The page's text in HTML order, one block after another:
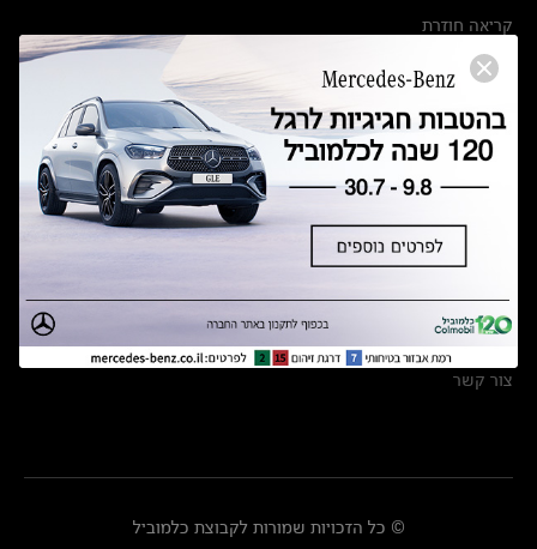
קריאה חוזרת
הודעה על הטבות לרכבי מרצדס בהסדר פשרה בתצ 56447-02-19
תקנון ימי מכירות 120 לכלמוביל
מצאו אותנו
אולמות תצוגה
מרכזי שירות
צור קשר
© כל הזכויות שמורות לקבוצת כלמוביל